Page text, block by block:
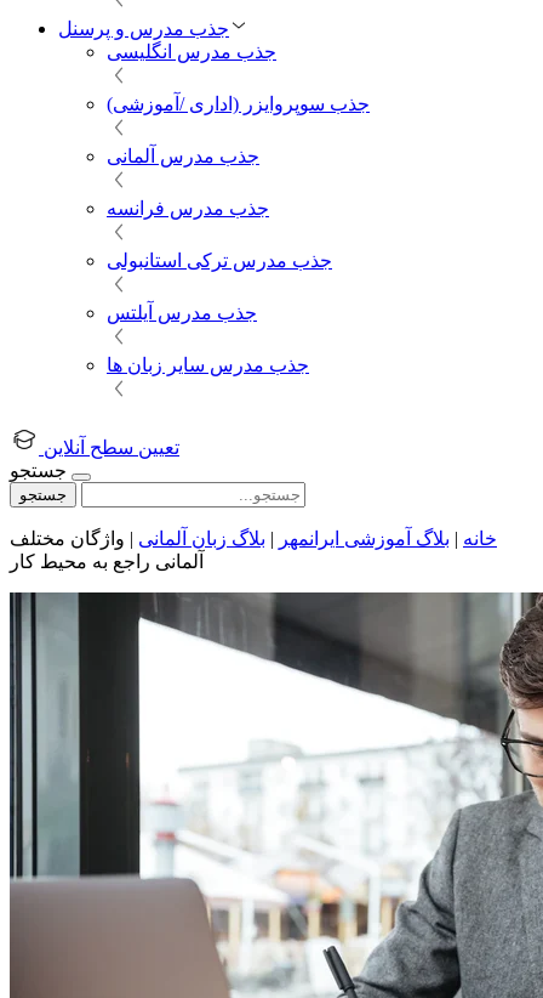
جذب مدرس و پرسنل
جذب مدرس انگلیسی
جذب سوپروایزر (اداری /آموزشی)
جذب مدرس آلمانی
جذب مدرس فرانسه
جذب مدرس ترکی استانبولی
جذب مدرس آیلتس
جذب مدرس سایر زبان ها
تعیین سطح آنلاین
جستجو
جستجو
خانه | بلاگ آموزشی ایرانمهر | بلاگ زبان آلمانی | واژگان مختلف
آلمانی راجع به محیط کار